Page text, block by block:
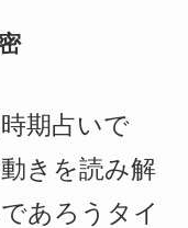
期占いで
きを読み解
あろうタイ